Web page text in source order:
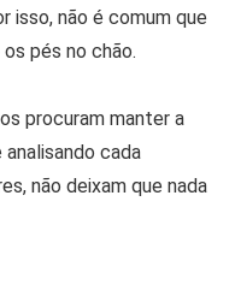
isso, não é comum que
pés no chão.
procuram manter a
cada
não deixam que nada